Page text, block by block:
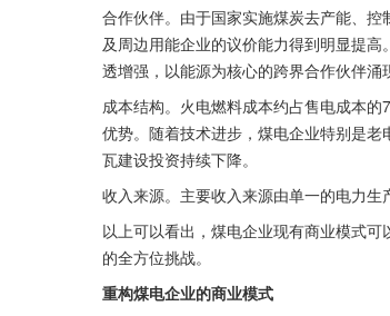
合作伙伴。由于国家实施煤炭去产能、
及周边用能企业的议价能力得到明显提
透增强，以能源为核心的跨界合作伙伴涌
成本结构。火电燃料成本约占售电成本
优势。随着技术进步，煤电企业特别是
瓦建设投资持续下降。
收入来源。主要收入来源由单一的电力生
以上可以看出，煤电企业现有商业模式
的全方位挑战。
重构煤电企业的商业模式